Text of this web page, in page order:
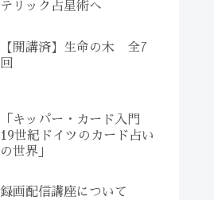
テリック占星術へ
【開講済】生命の木 全7
回
「キッパー・カード入門
19世紀ドイツのカード占い
の世界」
録画配信講座について